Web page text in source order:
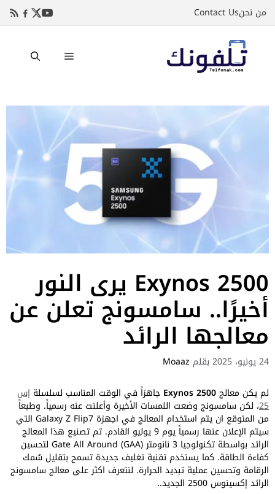
إلىمن نحنContact Us
القائمة
Exynos 2500 يرى النور
أخيرًا.. سامسونج تعلن عن
معالجها الرائد
24 يونيو، 2025 بقلم Moaaz
لم يكن معالجExynos 2500 جاهزاً في الوقت المناسب لسلسلة إس
25، لكن سامسونج وضعت اللمسات الأخيرة وأعلنت عنه رسمياً. وطبعاً
من المتوقع ان يتم استخدام المعالج في اجهزة Galaxy Z Flip7 التي
سيتم الإعلان عنها رسمياً يوم 9 يوليو القادم. تم تصنيع هذا المعالج
الرائد بواسطة تكنولوجيا 3 نانومتر Gate All Around (GAA) لتحسين
كفاءة الطاقة. كما يستخدم تقنية تغليف جديدة تسمح بتقليل سُمك
الرقامة وتحسين عملية تبديد الحرارة. لنتعرف اكثر على معالج سامسونج
الرائد إكسينوس 2500 الجديد..